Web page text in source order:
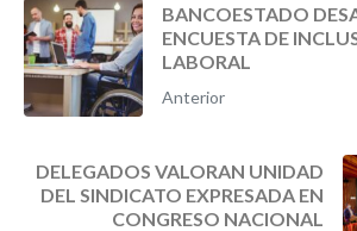
BANCOESTADO
ENCUESTA DE
LABORAL
Anterior
DELEGADOS VALORAN UNIDAD
DEL SINDICATO EXPRESADA EN
CONGRESO NACIONAL